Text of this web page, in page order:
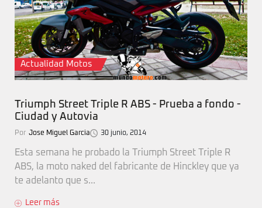
Actualidad Motos
Triumph Street Triple R ABS - Prueba a fondo -
Ciudad y Autovia
Por Jose Miguel Garcia 30 junio, 2014
Esta semana he probado la Triumph Street Triple R
ABS, la moto naked del fabricante de Hinckley que ya
te adelanto que s...
Leer más